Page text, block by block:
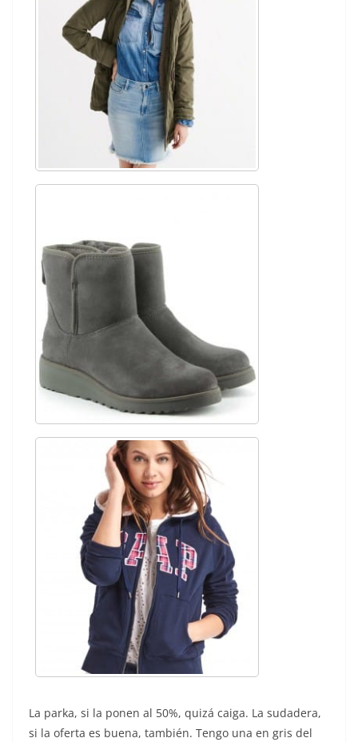
La parka, si la ponen al 50%, quizá caiga. La sudadera,
si la oferta es buena, también. Tengo una en gris del